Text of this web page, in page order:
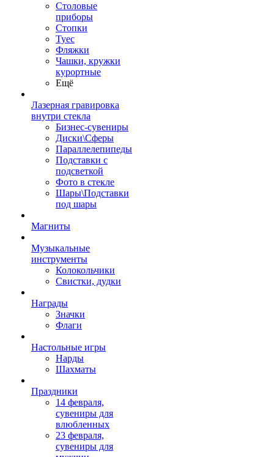
Столовые
приборы
Стопки
Туес
Фляжки
Чашки, кружки
курортные
Ещё
Лазерная гравировка
внутри стекла
Бизнес-сувениры
Диски\Сферы
Параллелепипеды
Подставки с
подсветкой
Фото в стекле
Шары\Подставки
под шары
Магниты
Музыкальные
инструменты
Колокольчики
Свистки, дудки
Награды
Значки
Флаги
Настольные игры
Нарды
Шахматы
Праздники
14 февраля,
сувениры для
влюбленных
23 февраля,
сувениры для